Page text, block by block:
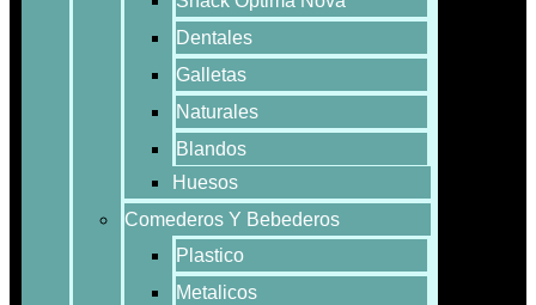
Dentales
Galletas
Naturales
Blandos
Huesos
Comederos Y Bebederos
Plastico
Metalicos